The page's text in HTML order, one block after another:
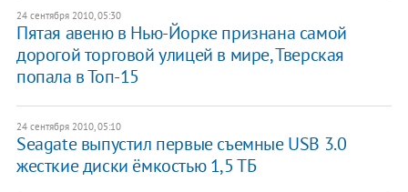
24 сентября 2010, 05:30
Пятая авеню в Нью-Йорке признана самой
дорогой торговой улицей в мире, Тверская
попала в Топ-15
24 сентября 2010, 05:10
Seagate выпустил первые съемные USB 3.0
жесткие диски ёмкостью 1,5 ТБ